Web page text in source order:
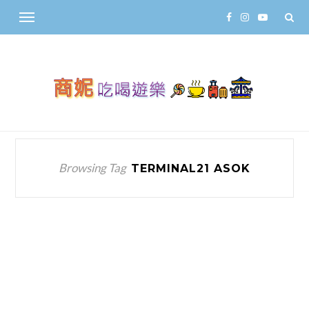
Browsing Tag TERMINAL21 ASOK